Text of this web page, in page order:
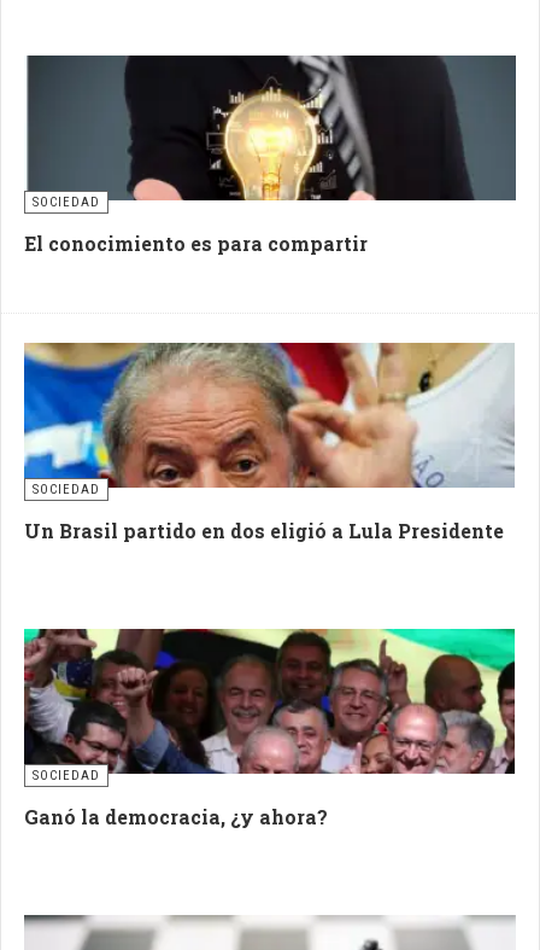
SOCIEDAD
El conocimiento es para compartir
SOCIEDAD
Un Brasil partido en dos eligió a Lula Presidente
SOCIEDAD
Ganó la democracia, ¿y ahora?